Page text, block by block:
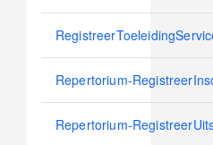
No
No
Repertorium-
No
Repertorium-